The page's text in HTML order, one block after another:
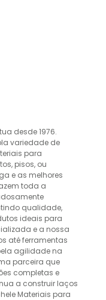
desde 1976.
variedade de
para
pisos, ou
e as melhores
toda a
qualidade,
ideais para
e a nossa
até ferramentas
agilidade na
parceira que
completas e
a construir laços
Materiais para